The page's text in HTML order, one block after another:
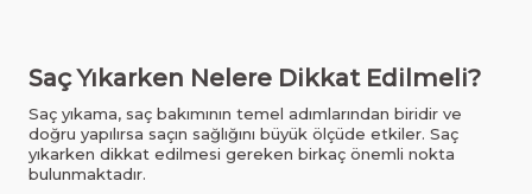
Saç Yıkarken Nelere Dikkat Edilmeli?
Saç yıkama, saç bakımının temel adımlarından biridir ve
doğru yapılırsa saçın sağlığını büyük ölçüde etkiler. Saç
yıkarken dikkat edilmesi gereken birkaç önemli nokta
bulunmaktadır.